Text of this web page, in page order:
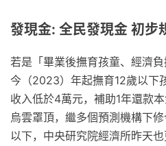
發現金: 全民發現金 初
若是「畢業後撫育孩童、經濟
今（2023）年起撫育12歲以下
收入低於4萬元，補助1年還款
烏雲罩頂，繼多個預測機構下
以下，中央研究院經濟所昨天